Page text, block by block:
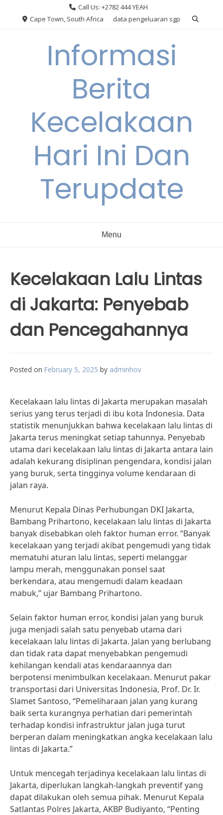
Call Us: +2782 444 YEAH
Cape Town, South Africa
data pengeluaran sgp
Informasi
Berita
Kecelakaan
Hari Ini Dan
Terupdate
Menu
Kecelakaan Lalu Lintas
di Jakarta: Penyebab
dan Pencegahannya
Posted on February 5, 2025 by adminhov
Kecelakaan lalu lintas di Jakarta merupakan masalah
serius yang terus terjadi di ibu kota Indonesia. Data
statistik menunjukkan bahwa kecelakaan lalu lintas di
Jakarta terus meningkat setiap tahunnya. Penyebab
utama dari kecelakaan lalu lintas di Jakarta antara lain
adalah kekurang disiplinan pengendara, kondisi jalan
yang buruk, serta tingginya volume kendaraan di
jalan raya.
Menurut Kepala Dinas Perhubungan DKI Jakarta,
Bambang Prihartono, kecelakaan lalu lintas di Jakarta
banyak disebabkan oleh faktor human error. “Banyak
kecelakaan yang terjadi akibat pengemudi yang tidak
mematuhi aturan lalu lintas, seperti melanggar
lampu merah, menggunakan ponsel saat
berkendara, atau mengemudi dalam keadaan
mabuk,” ujar Bambang Prihartono.
Selain faktor human error, kondisi jalan yang buruk
juga menjadi salah satu penyebab utama dari
kecelakaan lalu lintas di Jakarta. Jalan yang berlubang
dan tidak rata dapat menyebabkan pengemudi
kehilangan kendali atas kendaraannya dan
berpotensi menimbulkan kecelakaan. Menurut pakar
transportasi dari Universitas Indonesia, Prof. Dr. Ir.
Slamet Santoso, “Pemeliharaan jalan yang kurang
baik serta kurangnya perhatian dari pemerintah
terhadap kondisi infrastruktur jalan juga turut
berperan dalam meningkatkan angka kecelakaan lalu
lintas di Jakarta.”
Untuk mencegah terjadinya kecelakaan lalu lintas di
Jakarta, diperlukan langkah-langkah preventif yang
dapat dilakukan oleh semua pihak. Menurut Kepala
Satlantas Polres Jakarta, AKBP Budiyanto, “Penting